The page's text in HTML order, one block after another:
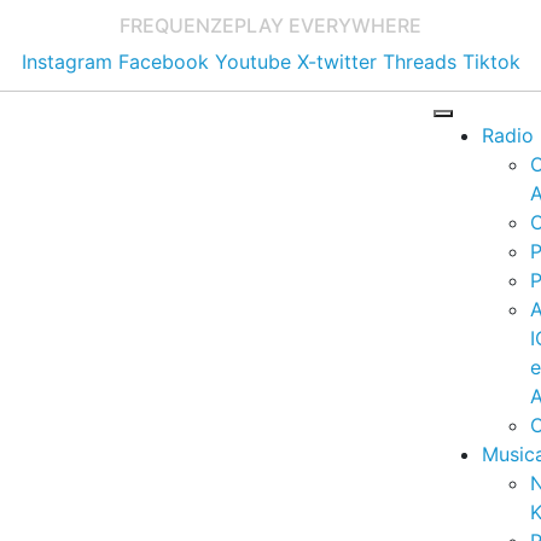
FREQUENZEPLAY EVERYWHERE
Instagram Facebook Youtube X-twitter Threads Tiktok
Radio
e